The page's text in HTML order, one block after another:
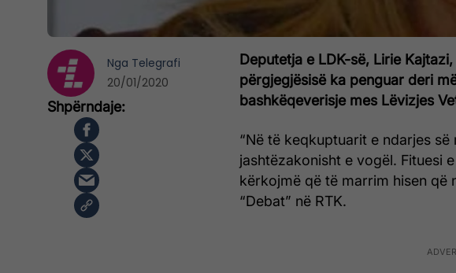
Deputetja e LDK-së, Lirie
përgjegjësisë ka penguar deri
bashkëqeverisje mes Lëvizjes
“Në të keqkuptuarit e ndarjes
jashtëzakonisht e vogël. Fituesi
kërkojmë që të marrim hisen që
“Debat” në RTK.
Nga Telegrafi
20/01/2020